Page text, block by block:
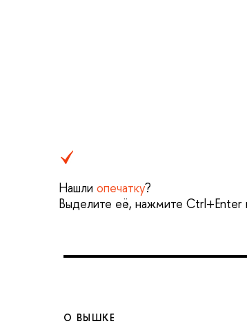
Нашли опечатку?
Выделите её, нажмите Ctrl+Enter
О ВЫШКЕ